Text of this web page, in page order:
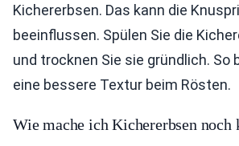
Kichererbsen. Das kann die
beeinflussen. Spülen Sie die
und trocknen Sie sie gründlich. So
eine bessere Textur beim Rösten.
Wie mache ich Kichererbsen noch